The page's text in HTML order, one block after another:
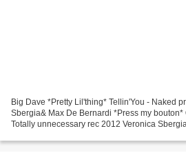
Big Dave *Pretty Lil'thing* Tellin'You - Naked
Sbergia& Max De Bernardi *Press my
Totally unnecessary rec 2012 Veronica